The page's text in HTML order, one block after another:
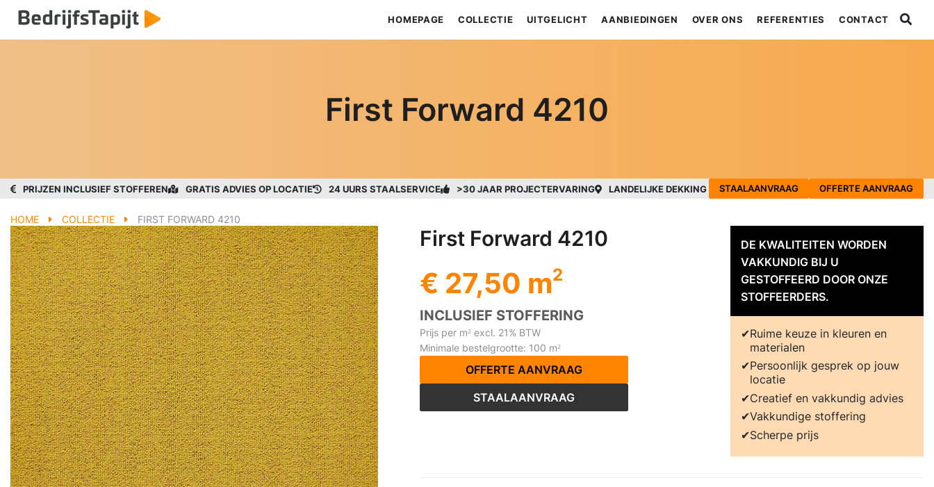
HOMEPAGE COLLECTIE UITGELICHT AANBIEDINGEN OVER ONS REFERENTIES CONTACT
First Forward 4210
PRIJZEN INCLUSIEF STOFFEREN GRATIS ADVIES OP LOCATIE 24 UURS STAALSERVICE >30 JAAR PROJECTERVARING LANDELIJKE DEKKING STAALAANVRAAG OFFERTE AANVRAAG
HOME COLLECTIE FIRST FORWARD 4210
First Forward 4210
€ 27,50 m2
INCLUSIEF STOFFERING
Prijs per m2 excl. 21% BTW
Minimale bestelgrootte: 100 m2
OFFERTE AANVRAAG
STAALAANVRAAG
DE KWALITEITEN WORDEN
VAKKUNDIG BIJ U
GESTOFFEERD DOOR ONZE
STOFFEERDERS.
Ruime keuze in kleuren en
materialen
Persoonlijk gesprek op jouw
locatie
Creatief en vakkundig advies
Vakkundige stoffering
Scherpe prijs